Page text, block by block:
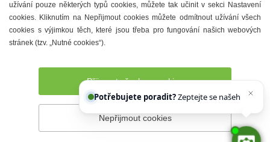
Městské muzeum a galerie
Denní meníčka
Prohlášení o přístupnosti Správce webu
užívání pouze některých typů cookies, můžete tak učinit v sekci Nastavení
cookies. Kliknutím na Nepřijmout cookies můžete odmítnout užívání všech
cookies s výjimkou těch, které jsou třeba pro fungování našich webových
stránek (tzv. „Nutné cookies“).
Přijmout všechny cookies
Nepřijmout cookies
Potřebujete poradit? Zeptejte se našeho asistent